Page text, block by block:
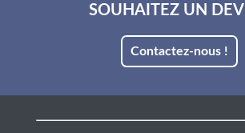
SOUHAITEZ UN
Contactez-nous !